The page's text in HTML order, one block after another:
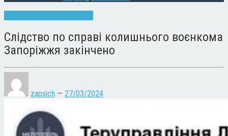
Слідство по справі колишнього воєнкома
Запоріжжя закінчено
zapsich — 27/03/2024